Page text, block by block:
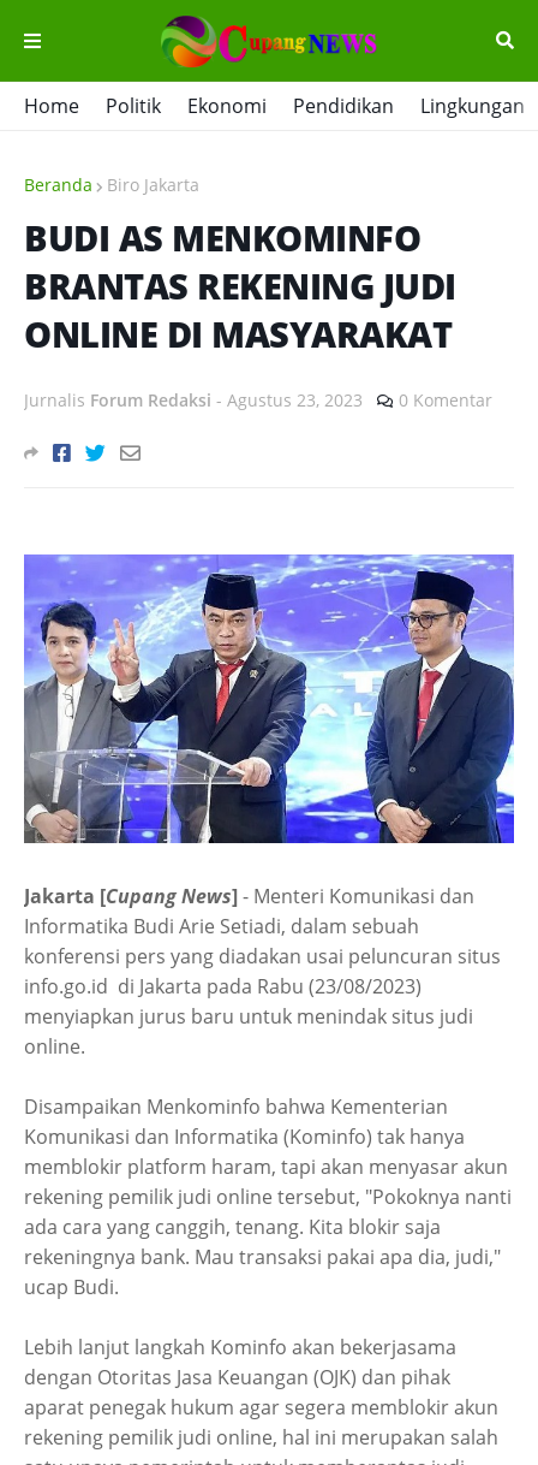
Home Politik Ekonomi Pendidikan Lingkungan
Beranda Biro Jakarta
BUDI AS MENKOMINFO
BRANTAS REKENING JUDI
ONLINE DI MASYARAKAT
Jurnalis Forum Redaksi - Agustus 23, 2023 0 Komentar
Jakarta [Cupang News]- Menteri Komunikasi dan
Informatika Budi Arie Setiadi, dalam sebuah
konferensi pers yang diadakan usai peluncuran situs
info.go.id di Jakarta pada Rabu (23/08/2023)
menyiapkan jurus baru untuk menindak situs judi
online.
Disampaikan Menkominfo bahwa Kementerian
Komunikasi dan Informatika (Kominfo) tak hanya
memblokir platform haram, tapi akan menyasar akun
rekening pemilik judi online tersebut, "Pokoknya nanti
ada cara yang canggih, tenang. Kita blokir saja
rekeningnya bank. Mau transaksi pakai apa dia, judi,"
ucap Budi.
Lebih lanjut langkah Kominfo akan bekerjasama
dengan Otoritas Jasa Keuangan (OJK) dan pihak
aparat penegak hukum agar segera memblokir akun
rekening pemilik judi online, hal ini merupakan salah